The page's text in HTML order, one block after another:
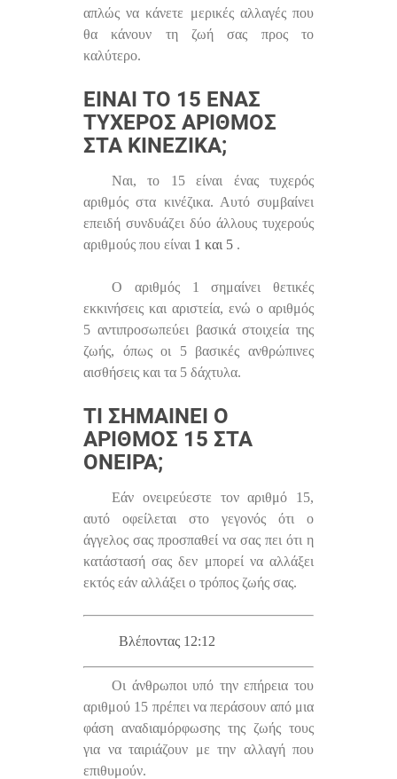
απλώς να κάνετε μερικές αλλαγές που
θα κάνουν τη ζωή σας προς το
καλύτερο.
ΕΊΝΑΙ ΤΟ 15 ΈΝΑΣ
ΤΥΧΕΡΌΣ ΑΡΙΘΜΌΣ
ΣΤΑ ΚΙΝΈΖΙΚΑ;
Ναι, το 15 είναι ένας τυχερός
αριθμός στα κινέζικα. Αυτό συμβαίνει
επειδή συνδυάζει δύο άλλους τυχερούς
αριθμούς που είναι 1 και 5 .
Ο αριθμός 1 σημαίνει θετικές
εκκινήσεις και αριστεία, ενώ ο αριθμός
5 αντιπροσωπεύει βασικά στοιχεία της
ζωής, όπως οι 5 βασικές ανθρώπινες
αισθήσεις και τα 5 δάχτυλα.
ΤΙ ΣΗΜΑΊΝΕΙ Ο
ΑΡΙΘΜΌΣ 15 ΣΤΑ
ΌΝΕΙΡΑ;
Εάν ονειρεύεστε τον αριθμό 15,
αυτό οφείλεται στο γεγονός ότι ο
άγγελος σας προσπαθεί να σας πει ότι η
κατάστασή σας δεν μπορεί να αλλάξει
εκτός εάν αλλάξει ο τρόπος ζωής σας.
Βλέποντας 12:12
Οι άνθρωποι υπό την επήρεια του
αριθμού 15 πρέπει να περάσουν από μια
φάση αναδιαμόρφωσης της ζωής τους
για να ταιριάζουν με την αλλαγή που
επιθυμούν.